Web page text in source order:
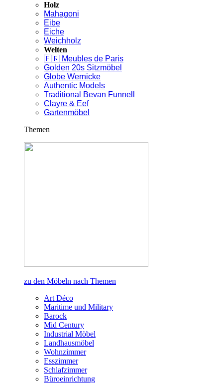
Holz
Mahagoni
Eibe
Eiche
Weichholz
Welten
🇫🇷 Meubles de Paris
Golden 20s Sitzmöbel
Globe Wernicke
Authentic Models
Traditional Bevan Funnell
Clayre & Eef
Gartenmöbel
Themen
zu den Möbeln nach Themen
Art Déco
Maritime und Military
Barock
Mid Century
Industrial Möbel
Landhausmöbel
Wohnzimmer
Esszimmer
Schlafzimmer
Büroeinrichtung